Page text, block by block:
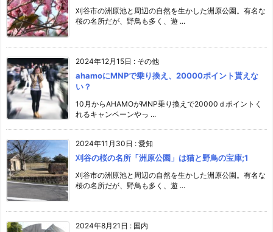
刈谷市の洲原池と周辺の自然を生かした洲原公園。有名な
桜の名所だが、野鳥も多く、遊 ...
2024年12月15日 : その他
ahamoにMNPで乗り換え、20000ポイント貰えな
い？
10月からAHAMOがMNP乗り換えで20000ｄポイントく
れるキャンペーンやっ ...
2024年11月30日 : 愛知
刈谷の桜の名所「洲原公園」は猫と野鳥の宝庫;1
刈谷市の洲原池と周辺の自然を生かした洲原公園。有名な
桜の名所だが、野鳥も多く、遊 ...
2024年8月21日 : 国内